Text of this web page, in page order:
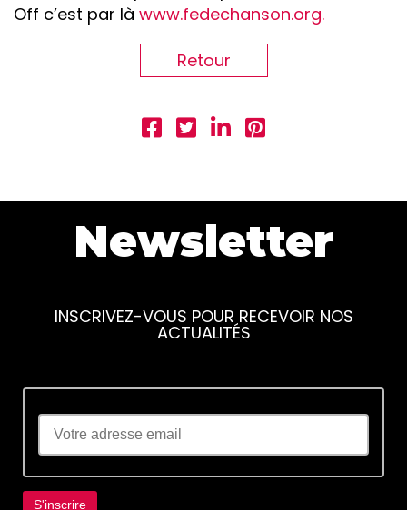
Off c’est par là www.fedechanson.org.
Retour
Newsletter
INSCRIVEZ-VOUS POUR RECEVOIR NOS
ACTUALITÉS